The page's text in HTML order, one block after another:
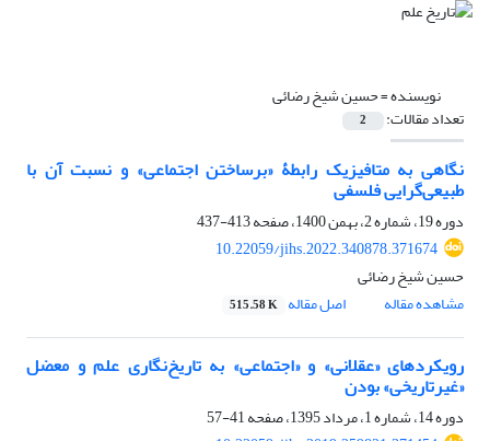
نویسنده =حسین شیخ رضائی
تعداد مقالات: 2
نگاهی به متافیزیک رابطۀ «برساختن اجتماعی» و نسبت آن با
طبیعی‌گرایی فلسفی
دوره 19، شماره 2، بهمن 1400، صفحه
413-437
10.22059/jihs.2022.340878.371674
حسین شیخ رضائی
مشاهده مقاله
اصل مقاله 515.58 K
رویکردهای «عقلانی» و «اجتماعی» به تاریخ‌نگاری علم و معضل
«غیرتاریخی» بودن
دوره 14، شماره 1، مرداد 1395، صفحه
41-57